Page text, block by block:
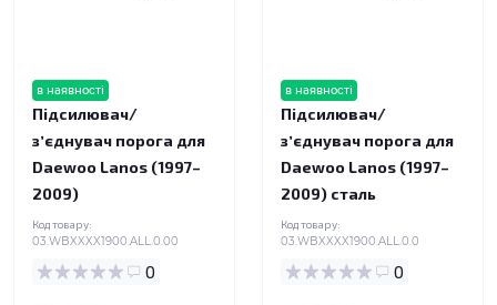
в наявності
Підсилювач/
зʼєднувач порога для
Daewoo Lanos (1997–
2009)
Код товару:
03.WBXXXX1900.ALL.0.00
0
в наявності
Підсилювач/
зʼєднувач порога для
Daewoo Lanos (1997–
2009) сталь
Код товару:
03.WBXXXX1900.ALL.0.0
0